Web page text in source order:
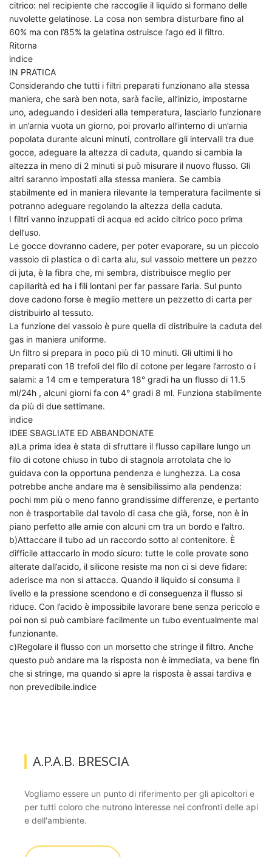
citrico: nel recipiente che raccoglie il liquido si formano delle
nuvolette gelatinose. La cosa non sembra disturbare fino al
60% ma con l’85% la gelatina ostruisce l’ago ed il filtro.
Ritorna
indice
IN PRATICA
Considerando che tutti i filtri preparati funzionano alla stessa
maniera, che sarà ben nota, sarà facile, all’inizio, impostarne
uno, adeguando i desideri alla temperatura, lasciarlo funzionare
in un’arnia vuota un giorno, poi provarlo all’interno di un’arnia
popolata durante alcuni minuti, controllare gli intervalli tra due
gocce, adeguare la altezza di caduta, quando si cambia la
altezza in meno di 2 minuti si può misurare il nuovo flusso. Gli
altri saranno impostati alla stessa maniera. Se cambia
stabilmente ed in maniera rilevante la temperatura facilmente si
potranno adeguare regolando la altezza della caduta.
I filtri vanno inzuppati di acqua ed acido citrico poco prima
dell’uso.
Le gocce dovranno cadere, per poter evaporare, su un piccolo
vassoio di plastica o di carta alu, sul vassoio mettere un pezzo
di juta, è la fibra che, mi sembra, distribuisce meglio per
capillarità ed ha i fili lontani per far passare l’aria. Sul punto
dove cadono forse è meglio mettere un pezzetto di carta per
distribuirlo al tessuto.
La funzione del vassoio è pure quella di distribuire la caduta del
gas in maniera uniforme.
Un filtro si prepara in poco più di 10 minuti. Gli ultimi li ho
preparati con 18 trefoli del filo di cotone per legare l’arrosto o i
salami: a 14 cm e temperatura 18° gradi ha un flusso di 11.5
ml/24h , alcuni giorni fa con 4° gradi 8 ml. Funziona stabilmente
da più di due settimane.
indice
IDEE SBAGLIATE ED ABBANDONATE
a)La prima idea è stata di sfruttare il flusso capillare lungo un
filo di cotone chiuso in tubo di stagnola arrotolata che lo
guidava con la opportuna pendenza e lunghezza. La cosa
potrebbe anche andare ma è sensibilissimo alla pendenza:
pochi mm più o meno fanno grandissime differenze, e pertanto
non è trasportabile dal tavolo di casa che già, forse, non è in
piano perfetto alle arnie con alcuni cm tra un bordo e l’altro.
b)Attaccare il tubo ad un raccordo sotto al contenitore. È
difficile attaccarlo in modo sicuro: tutte le colle provate sono
alterate dall’acido, il silicone resiste ma non ci si deve fidare:
aderisce ma non si attacca. Quando il liquido si consuma il
livello e la pressione scendono e di conseguenza il flusso si
riduce. Con l’acido è impossibile lavorare bene senza pericolo e
poi non si può cambiare facilmente un tubo eventualmente mal
funzionante.
c)Regolare il flusso con un morsetto che stringe il filtro. Anche
questo può andare ma la risposta non è immediata, va bene fin
che si stringe, ma quando si apre la risposta è assai tardiva e
non prevedibile.indice
A.P.A.B. BRESCIA
Vogliamo essere un punto di riferimento per gli apicoltori e
per tutti coloro che nutrono interesse nei confronti delle api
e dell'ambiente.